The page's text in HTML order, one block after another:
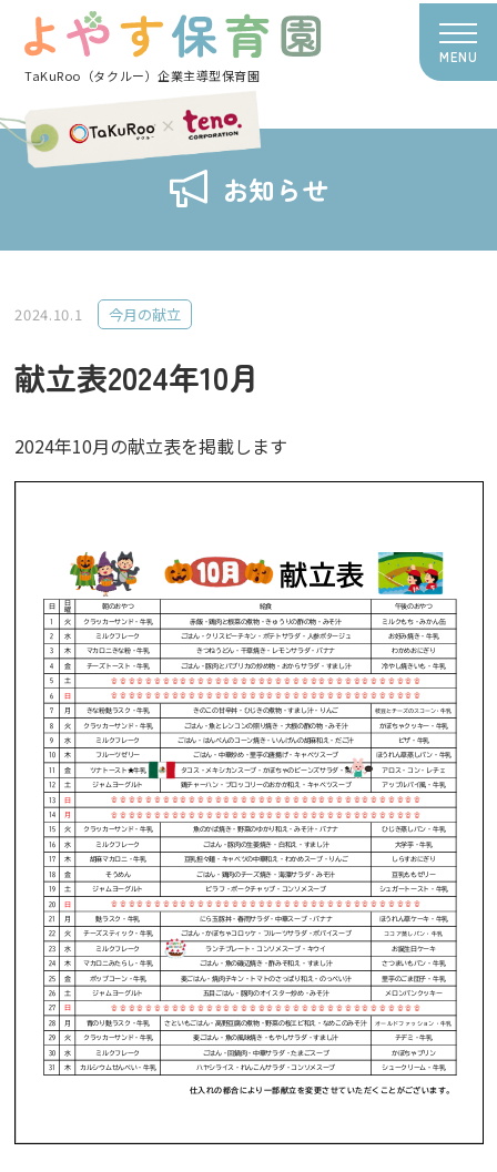
TaKuRoo（タクルー）企業主導型保育園
MENU
お知らせ
2024.10.1 今月の献立
献立表2024年10月
2024年10月の献立表を掲載します